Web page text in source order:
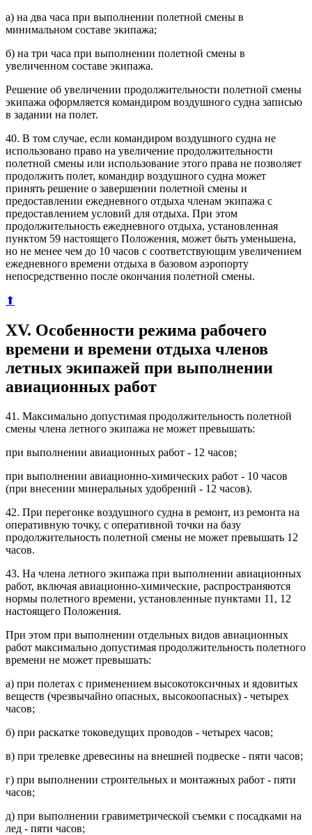
а) на два часа при выполнении полетной смены в
минимальном составе экипажа;
б) на три часа при выполнении полетной смены в
увеличенном составе экипажа.
Решение об увеличении продолжительности полетной смены
экипажа оформляется командиром воздушного судна записью
в задании на полет.
40. В том случае, если командиром воздушного судна не
использовано право на увеличение продолжительности
полетной смены или использование этого права не позволяет
продолжить полет, командир воздушного судна может
принять решение о завершении полетной смены и
предоставлении ежедневного отдыха членам экипажа с
предоставлением условий для отдыха. При этом
продолжительность ежедневного отдыха, установленная
пунктом 59 настоящего Положения, может быть уменьшена,
но не менее чем до 10 часов с соответствующим увеличением
ежедневного времени отдыха в базовом аэропорту
непосредственно после окончания полетной смены.
⬆
XV. Особенности режима рабочего
времени и времени отдыха членов
летных экипажей при выполнении
авиационных работ
41. Максимально допустимая продолжительность полетной
смены члена летного экипажа не может превышать:
при выполнении авиационных работ - 12 часов;
при выполнении авиационно-химических работ - 10 часов
(при внесении минеральных удобрений - 12 часов).
42. При перегонке воздушного судна в ремонт, из ремонта на
оперативную точку, с оперативной точки на базу
продолжительность полетной смены не может превышать 12
часов.
43. На члена летного экипажа при выполнении авиационных
работ, включая авиационно-химические, распространяются
нормы полетного времени, установленные пунктами 11, 12
настоящего Положения.
При этом при выполнении отдельных видов авиационных
работ максимально допустимая продолжительность полетного
времени не может превышать:
а) при полетах с применением высокотоксичных и ядовитых
веществ (чрезвычайно опасных, высокоопасных) - четырех
часов;
б) при раскатке токоведущих проводов - четырех часов;
в) при трелевке древесины на внешней подвеске - пяти часов;
г) при выполнении строительных и монтажных работ - пяти
часов;
д) при выполнении гравиметрической съемки с посадками на
лед - пяти часов;